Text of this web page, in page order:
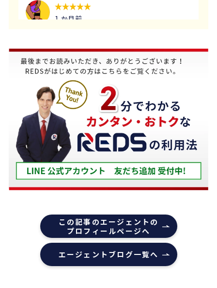
1 か月前
他の不動産会社と違って、売り込みが全くなく自分
のペースで進めることが出来るのが非常に大きかっ
担当の下山さんには大変お世話になりました。
築年数が厳しい条件の中、数々の条件を伝えたとこ
ろ、適切かつ具体的に提案していただきました。
下山さんの人柄も安心でき、打ち合わせの時に、冗
談や笑い話が多く、不動産売却のことを忘れてしま
うほどでした。
また色々な相談もすぐ迅速に対応していただ感謝し
ております。
また機会があれば是非REDSを利用したいし、紹介
していきたいと思います。
エージェントの指名は下山さんをオススメします！
本当にありがとうございました！
この記事のエージェントの
プロフィールページへ
エージェントブログ一覧へ